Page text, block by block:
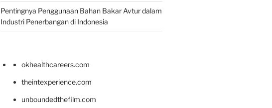
Pentingnya Penggunaan Bahan Bakar Avtur dalam
Industri Penerbangan di Indonesia
okhealthcareers.com
theintexperience.com
unboundedthefilm.com